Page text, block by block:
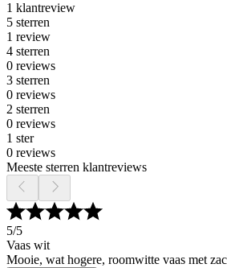
1 klantreview
5 sterren
1 review
4 sterren
0 reviews
3 sterren
0 reviews
2 sterren
0 reviews
1 ster
0 reviews
Meeste sterren klantreviews
5/5
Vaas wit
Mooie, wat hogere, roomwitte vaas met